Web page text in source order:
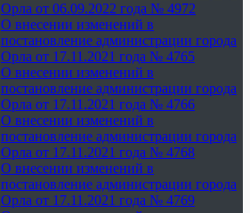
Орла от 06.09.2022 года № 4972
О внесении изменений в
постановление администрации города
Орла от 17.11.2021 года № 4765
О внесении изменений в
постановление администрации города
Орла от 17.11.2021 года № 4766
О внесении изменений в
постановление администрации города
Орла от 17.11.2021 года № 4768
О внесении изменений в
постановление администрации города
Орла от 17.11.2021 года № 4769